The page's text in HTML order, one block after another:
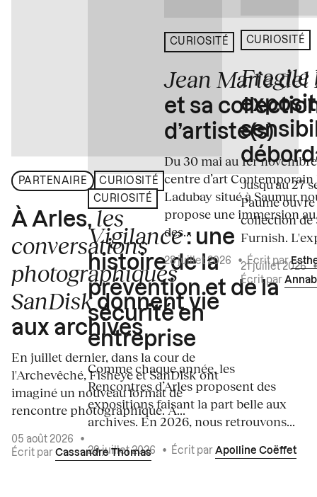
PARTENAIRE CURIOSITÉ
À Arles, les
conversations
photographiques
SanDiskdonnent vie
aux archives
En juillet dernier, dans la cour de
l'Archevêché, Fisheye et SanDisk ont
imaginé un nouveau format de
rencontre photographique. À...
05 août 2026
•
Écrit par Cassandre Thomas
CURIOSITÉ
Vigilance: une
histoire de la
prévention et de la
sécurité en
entreprise
Comme chaque année, les
Rencontres d’Arles proposent des
expositions faisant la part belle aux
archives. En 2026, nous retrouvons...
29 juillet 2026 • Écrit par Apolline Coëffet
CURIOSITÉ
Jean Marie del
et sa
d’artiste(s)
Du 30 mai au 1er
centre d’art Contemporain
Ladubay situé à Saumur
propose une immersion
des...
28 juillet 2026 •Écrit par
CURIOSITÉ
Fragile
Jusqu'au 27
Paume
collection de
Furnish.
21 juillet 2026
Écrit par